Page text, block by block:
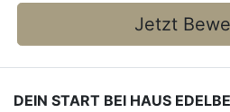
Jetzt
DEIN START BEI HAUS